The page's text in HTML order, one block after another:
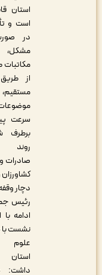
استان قابل حل
است و تأکید شد
در صورت بروز
مشکل، بدون
مکاتبات طولانی و
از طریق ارتباط
مستقیم،
موضوعات به
سرعت پیگیری و
برطرف شود تا
روند تولید،
صادرات و فعالیت
کشاورزان و صنوف
دچار وقفه نشود.
رئیس جمهور در
ادامه با اشاره به
نشست با دانشگاه
علوم پزشکی
استان اظهار
داشت: در این